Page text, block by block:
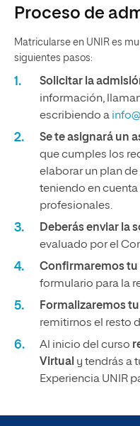
Proceso de
Matricularse en UNIR es
siguientes pasos:
Solicitar la
información,
escribiendo a
Se te asignará un
que cumples los
elaborar un plan
teniendo en
profesionales.
Deberás enviar la
evaluado por el
Confirmaremos tu
formulario para la
Formalizaremos
remitirnos el resto
Al inicio del curso
Virtual y tendrás a
Experiencia UNIR